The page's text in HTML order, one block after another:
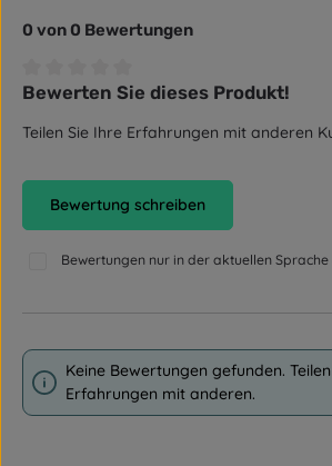
0 von 0 Bewertungen
Durchschnittliche Bewertung von 0 von 5
Bewerten Sie dieses Produkt!
Teilen Sie Ihre Erfahrungen mit anderen
Bewertung schreiben
Bewertungen nur in der aktuellen Sprache
Keine Bewertungen gefunden.
Erfahrungen mit anderen.